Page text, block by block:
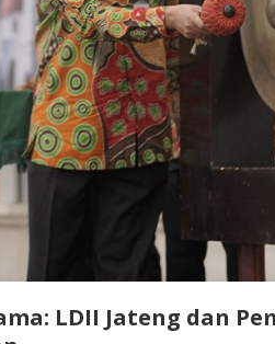
LDII Jateng dan